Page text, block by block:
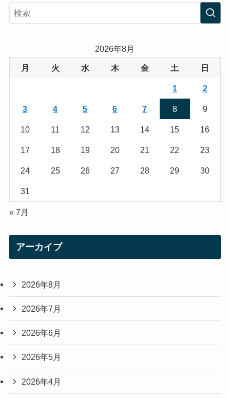
e
2026年8月
月 火 水 木 金 土 日
1 2
3 4 5 6 7 8 9
10 11 12 13 14 15 16
17 18 19 20 21 22 23
24 25 26 27 28 29 30
31
« 7月
アーカイブ
2026年8月
2026年7月
2026年6月
2026年5月
2026年4月